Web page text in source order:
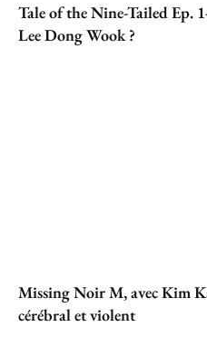
Tale of the Nine-Tailed Ep.
Lee Dong Wook ?
Missing Noir M, avec Kim
cérébral et violent